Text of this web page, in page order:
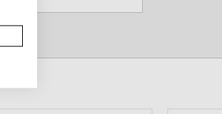
weet wanneer er
de bediening van